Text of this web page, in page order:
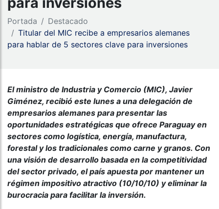
Portada
Destacado
Titular del MIC recibe a empresarios alemanes
para hablar de 5 sectores clave para inversiones
El ministro de Industria y Comercio (MIC), Javier
Giménez, recibió este lunes a una delegación de
empresarios alemanes para presentar las
oportunidades estratégicas que ofrece Paraguay en
sectores como logística, energía, manufactura,
forestal y los tradicionales como carne y granos. Con
una visión de desarrollo basada en la competitividad
del sector privado, el país apuesta por mantener un
régimen impositivo atractivo (10/10/10) y eliminar la
burocracia para facilitar la inversión.